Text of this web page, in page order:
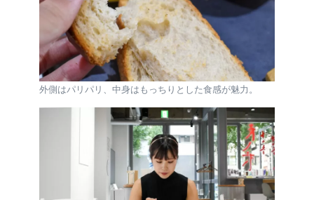
外側はパリパリ、中身はもっちりとした食感が魅力。